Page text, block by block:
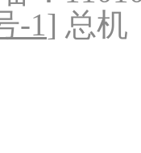
-1] 总机